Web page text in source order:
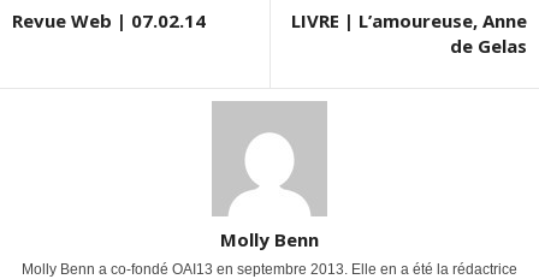
Revue Web | 07.02.14
LIVRE | L’amoureuse, Anne
de Gelas
Molly Benn
Molly Benn a co-fondé OAI13 en septembre 2013. Elle en a été la rédactrice